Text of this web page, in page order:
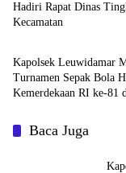
Hadiri Rapat Dinas
Kecamatan
Polri
Kapolsek Leuwidamar
Turnamen Sepak Bola
Kemerdekaan RI ke-81
Baca Juga